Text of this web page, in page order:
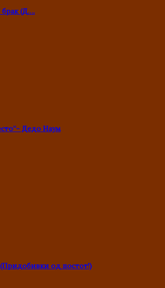
(Д….
Дедо Наум
од постот!)